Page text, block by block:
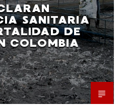
SANITARIA
DE
COLOMBIA